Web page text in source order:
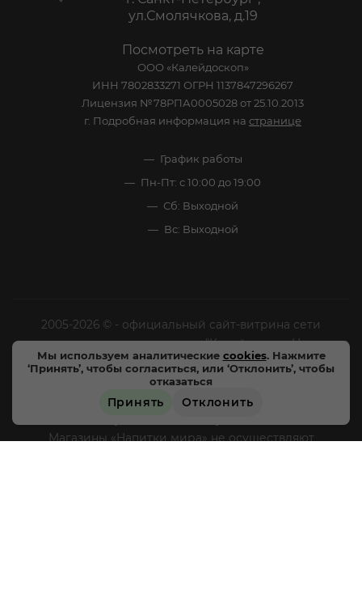
Мы используем аналитические cookies. Нажмите
‘Принять’, чтобы согласиться, или ‘Отклонить’, чтобы
отказаться
Принять Отклонить
ул.Смолячкова, д.19
Посмотреть на карте
ООО «Калейдоскоп»
ИНН 7802833271 ОГРН 1137847296267
Лицензия №78РПА0005028 от 25.10.2013
г. Подробная информация на странице
График работы
Пн-Пт: с 10:00 до 19:00
Сб: Выходной
Вс: Выходной
2005-2026 © - официальный сайт-витрина сети
специализированных напитков "Калейдоскоп Напитков
Мира". Все права защищены.
Цены, характеристики и внешний вид товара в
Магазины «Напитки мира» не осуществляют